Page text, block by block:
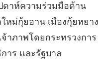
าห์ความร่วมมือด้าน
หม่กุ้ยอาน เมืองกุ้ยหยาง
าภาพโดยกระทรวงการ
าร และรัฐบาล